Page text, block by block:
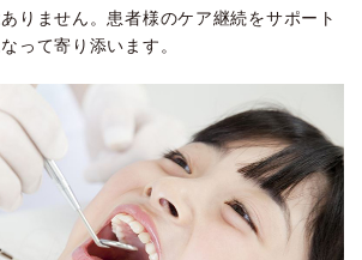
りません。患者様のケア継続をサポート
って寄り添います。